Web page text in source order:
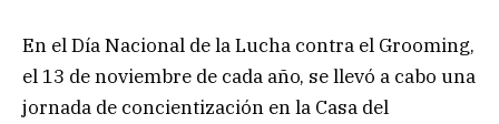
En el Día Nacional de la Lucha contra el Grooming,
el 13 de noviembre de cada año, se llevó a cabo una
jornada de concientización en la Casa del